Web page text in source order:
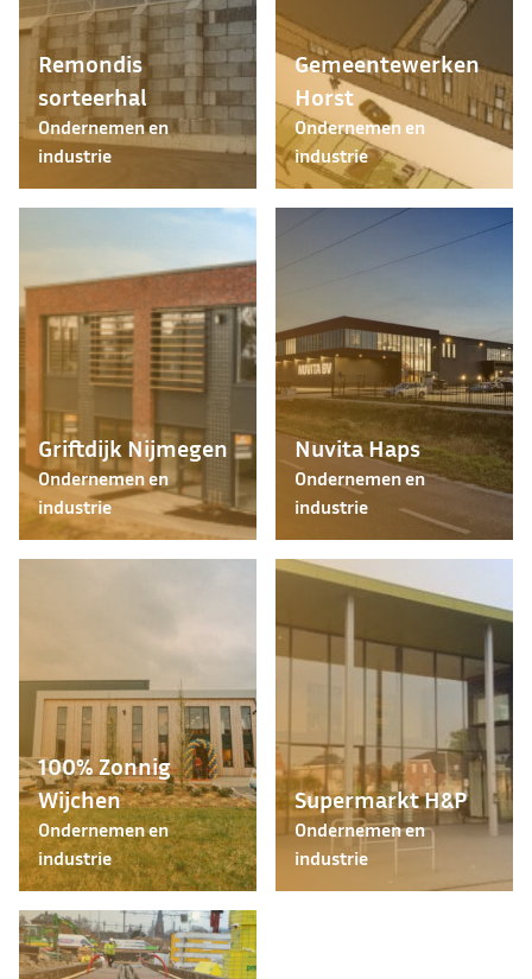
Remondis
sorteerhal
Ondernemen en
industrie
Gemeentewerken
Horst
Ondernemen en
industrie
Griftdijk Nijmegen
Ondernemen en
industrie
Nuvita Haps
Ondernemen en
industrie
100% Zonnig
Wijchen
Ondernemen en
industrie
Supermarkt H&P
Ondernemen en
industrie